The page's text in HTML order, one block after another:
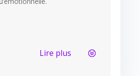
Lire plus